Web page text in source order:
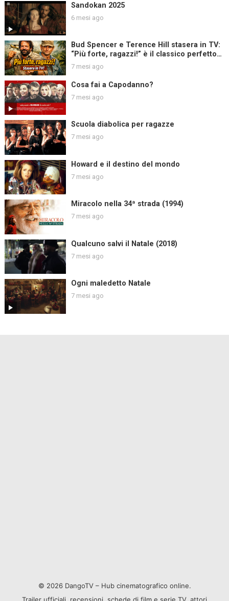
Sandokan 2025
6 mesi ago
Bud Spencer e Terence Hill stasera in TV:
“Più forte, ragazzi!” è il classico perfetto
per una serata leggera
7 mesi ago
Cosa fai a Capodanno?
7 mesi ago
Scuola diabolica per ragazze
7 mesi ago
Howard e il destino del mondo
7 mesi ago
Miracolo nella 34ª strada (1994)
7 mesi ago
Qualcuno salvi il Natale (2018)
7 mesi ago
Ogni maledetto Natale
7 mesi ago
© 2026 DangoTV – Hub cinematografico online.
Trailer ufficiali, recensioni, schede di film e serie TV, attori